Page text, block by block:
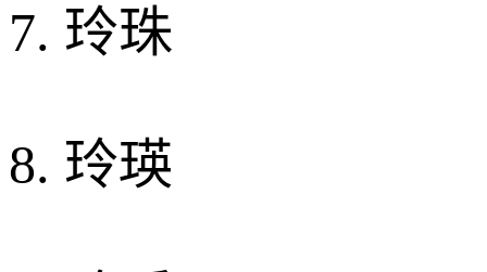
7. 玲珠
8. 玲瑛